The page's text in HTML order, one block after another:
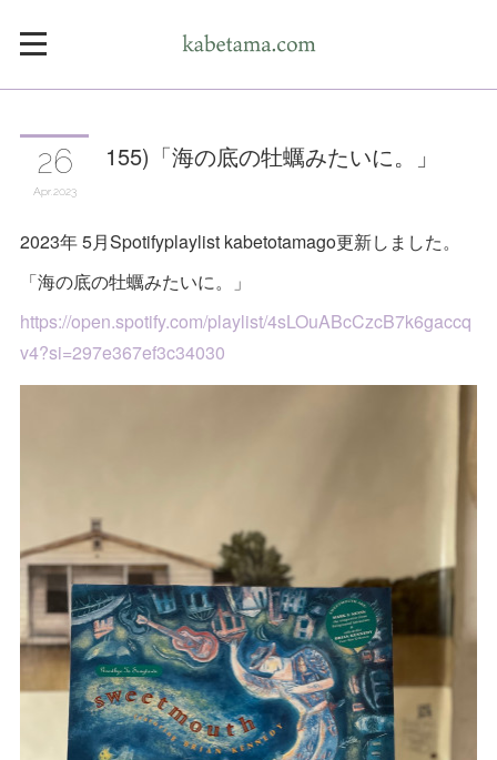
26
Apr 2023
155)「海の底の牡蠣みたいに。」
2023年 5月Spotifyplaylist kabetotamago更新しました。
「海の底の牡蠣みたいに。」
https://open.spotify.com/playlist/4sLOuABcCzcB7k6gaccq
v4?si=297e367ef3c34030